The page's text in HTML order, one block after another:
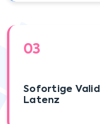
03
Sofortige
Latenz